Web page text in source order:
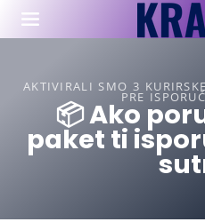
AKTIVIRALI SMO 3
PRE
📦 Ako
paket ti